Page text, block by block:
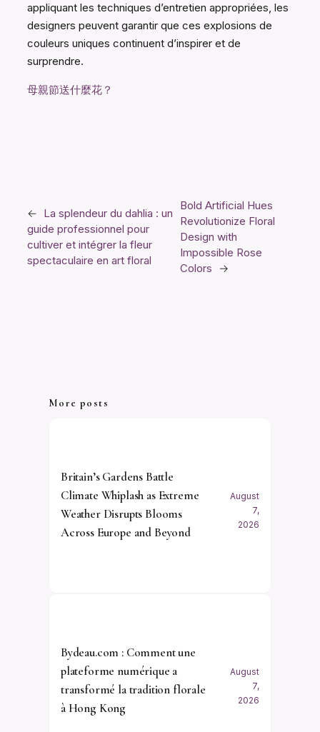
appliquant les techniques d’entretien appropriées, les
designers peuvent garantir que ces explosions de
couleurs uniques continuent d’inspirer et de
surprendre.
母親節送什麼花？
← La splendeur du dahlia : un
guide professionnel pour
cultiver et intégrer la fleur
spectaculaire en art floral
Bold Artificial Hues
Revolutionize Floral
Design with
Impossible Rose
Colors
→
More posts
Britain’s Gardens Battle
Climate Whiplash as Extreme
Weather Disrupts Blooms
Across Europe and Beyond
August
7,
2026
Bydeau.com : Comment une
plateforme numérique a
transformé la tradition florale
à Hong Kong
August
7,
2026